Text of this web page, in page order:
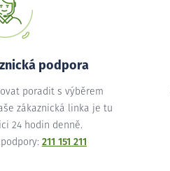
podpora
poradit s výběrem
zákaznická linka je tu
24 hodin denně.
211 151 211